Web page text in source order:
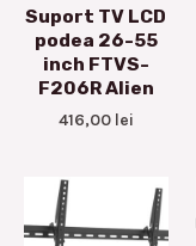
Suport TV LCD
podea 26-55
inch FTVS-
F206R Alien
416,00 lei